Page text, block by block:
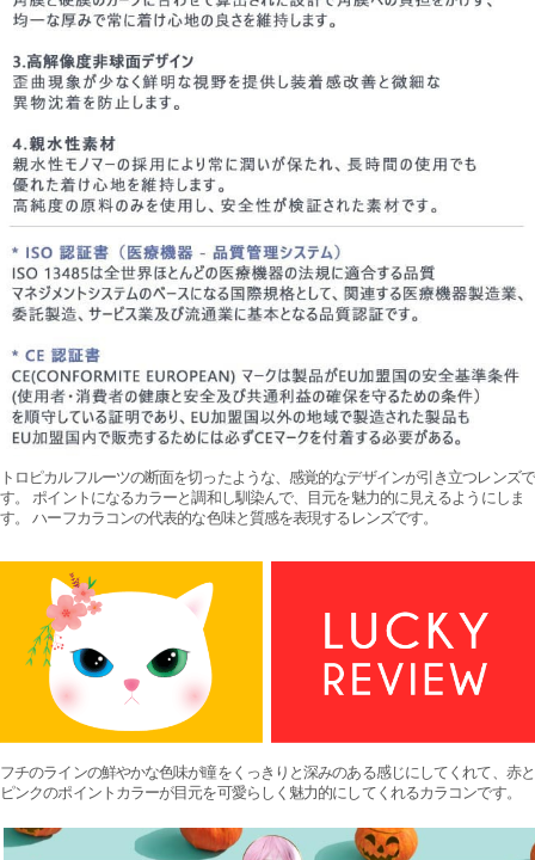
トロピカルフルーツの断面を切ったような、感覚的なデザインが引き立つレンズで
す。 ポイントになるカラーと調和し馴染んで、目元を魅力的に見えるようにしま
す。 ハーフカラコンの代表的な色味と質感を表現するレンズです。
フチのラインの鮮やかな色味が瞳をくっきりと深みのある感じにしてくれて、赤と
ピンクのポイントカラーが目元を可愛らしく魅力的にしてくれるカラコンです。